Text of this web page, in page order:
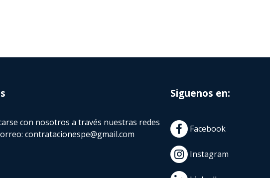
con nosotros a través nuestras redes
contratacionespe@gmail.com
Siguenos en:
Facebook
Instagram